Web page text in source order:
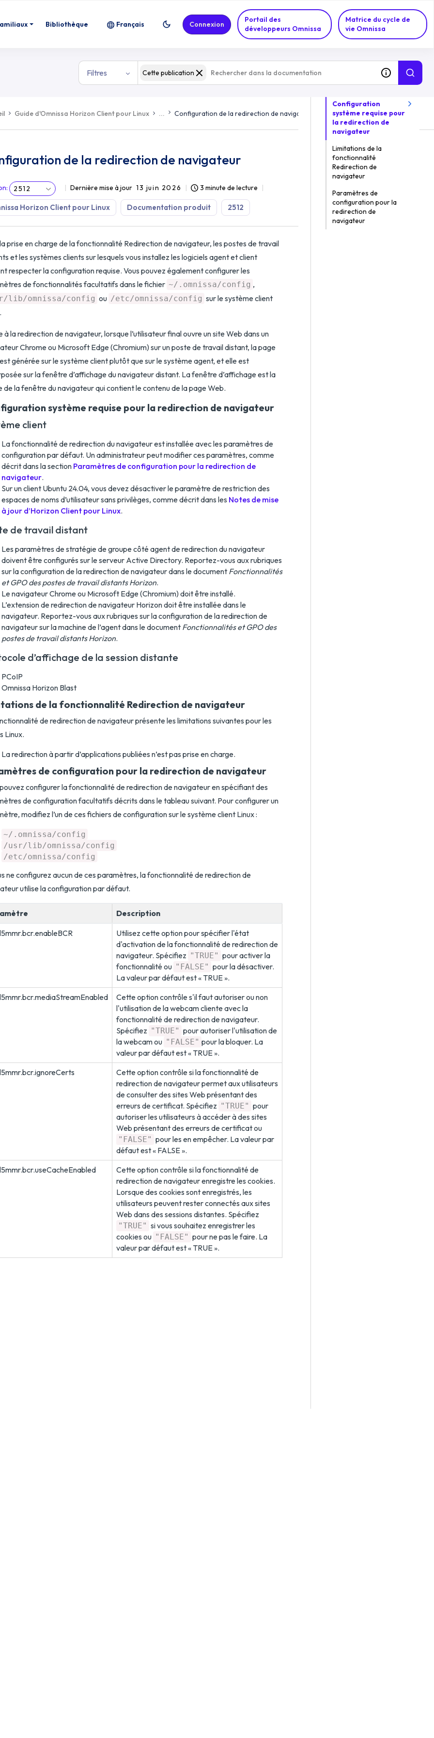
Bibliothèque
Portail des
développeurs Omnissa
Matrice du cycle de
vie Omnissa
Français Connexion
Filtres Cette publication
Guide d'Omnissa Horizon Client pour Linux ... Configuration de la redirection de navigateur
de la redirection de navigateur
: 2512 Dernière mise à jour 13 juin 2026 3 minute de lecture
Horizon Client pour Linux Documentation produit 2512
prise en charge de la fonctionnalité Redirection de navigateur, les postes de travail
et les systèmes clients sur lesquels vous installez les logiciels agent et client
respecter la configuration requise. Vous pouvez également configurer les
de fonctionnalités facultatifs dans le fichier ~/.omnissa/config ,
lib/omnissa/config ou /etc/omnissa/config sur le système client
à la redirection de navigateur, lorsque l’utilisateur final ouvre un site Web dans un
Chrome ou Microsoft Edge (Chromium) sur un poste de travail distant, la page
générée sur le système client plutôt que sur le système agent, et elle est
sur la fenêtre d’affichage du navigateur distant. La fenêtre d’affichage est la
de la fenêtre du navigateur qui contient le contenu de la page Web.
système requise pour la redirection de navigateur
client
La fonctionnalité de redirection du navigateur est installée avec les paramètres de
configuration par défaut. Un administrateur peut modifier ces paramètres, comme
décrit dans la section Paramètres de configuration pour la redirection de
navigateur.
Sur un client Ubuntu 24.04, vous devez désactiver le paramètre de restriction des
espaces de noms d’utilisateur sans privilèges, comme décrit dans les Notes de mise
à jour d’Horizon Client pour Linux.
de travail distant
Les paramètres de stratégie de groupe côté agent de redirection du navigateur
doivent être configurés sur le serveur Active Directory. Reportez-vous aux rubriques
sur la configuration de la redirection de navigateur dans le document Fonctionnalités
et GPO des postes de travail distants Horizon.
Le navigateur Chrome ou Microsoft Edge (Chromium) doit être installé.
L’extension de redirection de navigateur Horizon doit être installée dans le
navigateur. Reportez-vous aux rubriques sur la configuration de la redirection de
navigateur sur la machine de l’agent dans le document Fonctionnalités et GPO des
postes de travail distants Horizon.
d’affichage de la session distante
PCoIP
Omnissa Horizon Blast
de la fonctionnalité Redirection de navigateur
de redirection de navigateur présente les limitations suivantes pour les
Linux.
La redirection à partir d’applications publiées n’est pas prise en charge.
de configuration pour la redirection de navigateur
configurer la fonctionnalité de redirection de navigateur en spécifiant des
de configuration facultatifs décrits dans le tableau suivant. Pour configurer un
modifiez l’un de ces fichiers de configuration sur le système client Linux :
~/.omnissa/config
/usr/lib/omnissa/config
/etc/omnissa/config
ne configurez aucun de ces paramètres, la fonctionnalité de redirection de
utilise la configuration par défaut.
Description
Utilisez cette option pour spécifier l'état
d'activation de la fonctionnalité de redirection de
navigateur. Spécifiez "TRUE" pour activer la
fonctionnalité ou "FALSE" pour la désactiver.
La valeur par défaut est « TRUE ».
Cette option contrôle s'il faut autoriser ou non
l'utilisation de la webcam cliente avec la
fonctionnalité de redirection de navigateur.
Spécifiez "TRUE" pour autoriser l'utilisation de
la webcam ou "FALSE" pour la bloquer. La
valeur par défaut est « TRUE ».
Cette option contrôle si la fonctionnalité de
redirection de navigateur permet aux utilisateurs
de consulter des sites Web présentant des
erreurs de certificat. Spécifiez "TRUE" pour
autoriser les utilisateurs à accéder à des sites
Web présentant des erreurs de certificat ou
"FALSE" pour les en empêcher. La valeur par
défaut est « FALSE ».
Cette option contrôle si la fonctionnalité de
redirection de navigateur enregistre les cookies.
Lorsque des cookies sont enregistrés, les
utilisateurs peuvent rester connectés aux sites
Web dans des sessions distantes. Spécifiez
"TRUE" si vous souhaitez enregistrer les
cookies ou "FALSE" pour ne pas le faire. La
valeur par défaut est « TRUE ».
SUR CETTE RUBRIQUE
Configuration
système requise pour
la redirection de
navigateur
Limitations de la
fonctionnalité
Redirection de
navigateur
Paramètres de
configuration pour la
redirection de
navigateur